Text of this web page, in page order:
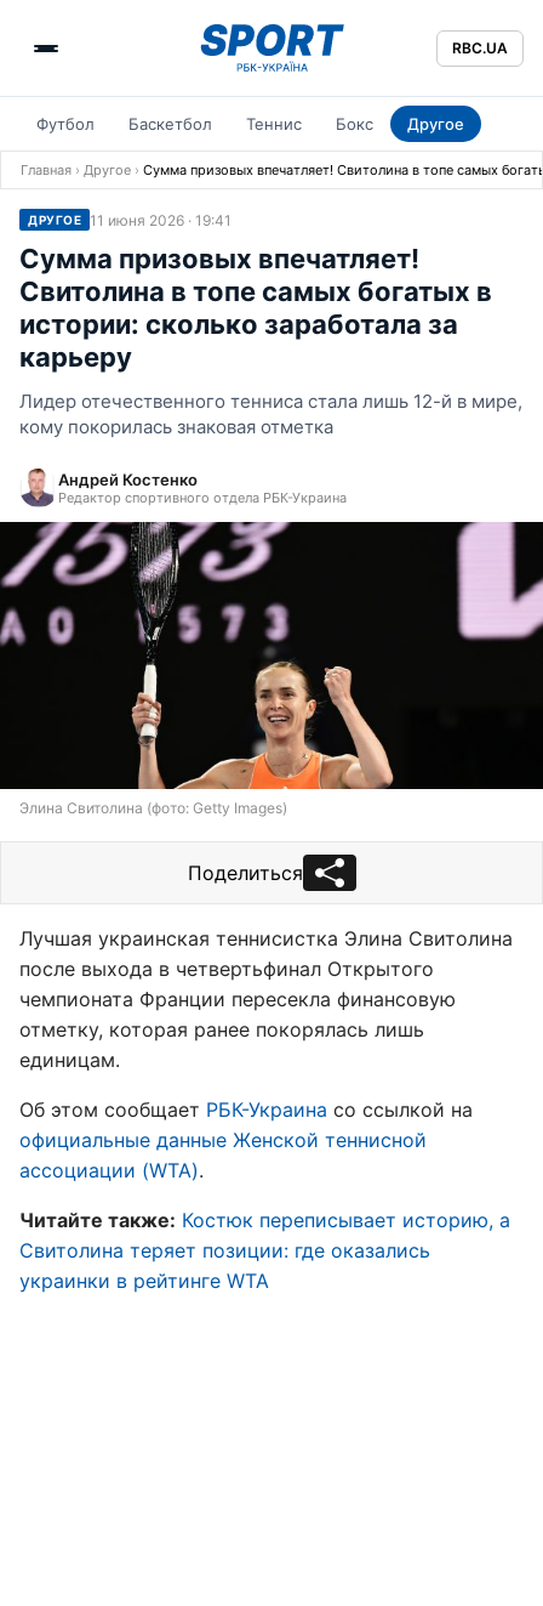
RBC.UA
Футбол Баскетбол Теннис Бокс Другое
Главная › Другое › Сумма призовых впечатляет! Свитолина в топе самых
ДРУГОЕ 11 июня 2026 · 19:41
Сумма призовых впечатляет!
Свитолина в топе самых богатых в
истории: сколько заработала за
карьеру
Лидер отечественного тенниса стала лишь 12-й в мире,
кому покорилась знаковая отметка
Андрей Костенко
Редактор спортивного отдела РБК-Украина
Элина Свитолина (фото: Getty Images)
Поделиться
Лучшая украинская теннисистка Элина Свитолина
после выхода в четвертьфинал Открытого
чемпионата Франции пересекла финансовую
отметку, которая ранее покорялась лишь
единицам.
Об этом сообщает РБК-Украина со ссылкой на
официальные данные Женской теннисной
ассоциации (WTA).
Читайте также: Костюк переписывает историю, а
Свитолина теряет позиции: где оказались
украинки в рейтинге WTA